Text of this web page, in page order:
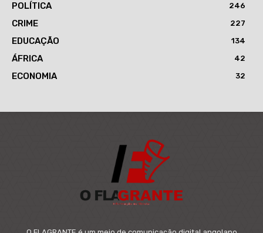
POLÍTICA 246
CRIME 227
EDUCAÇÃO 134
ÁFRICA 42
ECONOMIA 32